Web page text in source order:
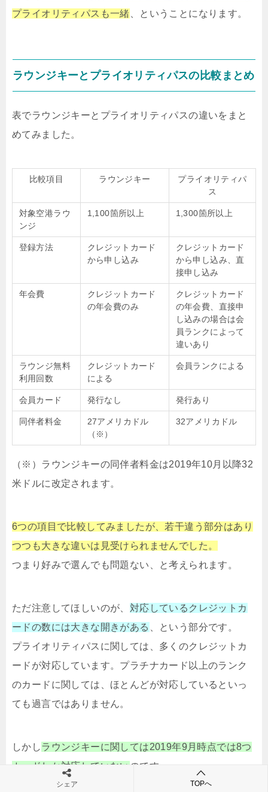
プライオリティパスも一緒 、ということになります。
ラウンジキーとプライオリティパスの比較まとめ
表でラウンジキーとプライオリティパスの違いをまと
めてみました。
比較項目 ラウンジキー
プライオリティパ
ス
対象空港ラウ
ンジ
1,100箇所以上 1,300箇所以上
登録方法
クレジットカード
から申し込み
クレジットカード
から申し込み、直
接申し込み
年会費
クレジットカード
の年会費のみ
クレジットカード
の年会費、直接申
し込みの場合は会
員ランクによって
違いあり
ラウンジ無料
利用回数
クレジットカード
による
会員ランクによる
会員カード 発行なし 発行あり
同伴者料金
27アメリカドル
（※）
32アメリカドル
（※）ラウンジキーの同伴者料金は2019年10月以降32
米ドルに改定されます。
6つの項目で比較してみましたが、若干違う部分はあり
つつも大きな違いは見受けられませんでした。
つまり好みで選んでも問題ない、と考えられます。
ただ注意してほしいのが、 対応しているクレジットカ
ードの数には大きな開きがある
、という部分です。
プライオリティパスに関しては、多くのクレジットカ
ードが対応しています。プラチナカード以上のランク
のカードに関しては、ほとんどが対応しているといっ
ても過言ではありません。
しかしラウンジキーに関しては2019年9月時点では8つ
カードしか対応していないのです。
クレジットカードの選択性、という部分はプライオオ
シェア TOPへ